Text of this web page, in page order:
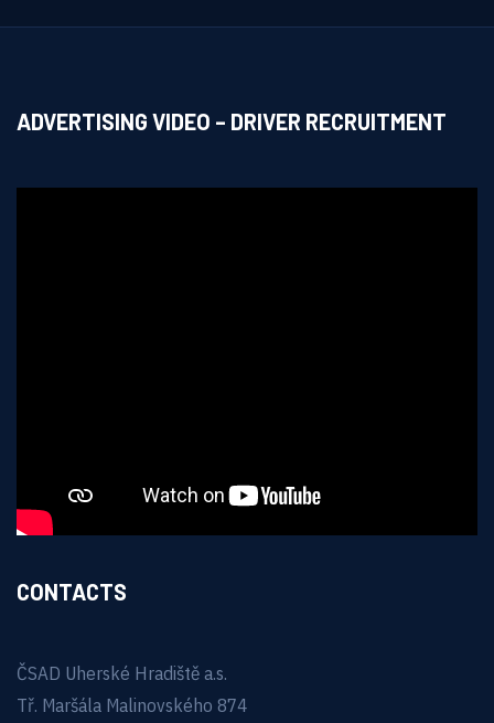
CONTACTS
ČSAD Uherské Hradiště a.s.
Tř. Maršála Malinovského 874
ADVERTISING VIDEO – DRIVER RECRUITMENT